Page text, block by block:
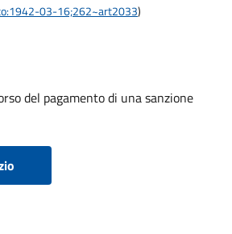
03-16;262~art2033)
del pagamento di una sanzione